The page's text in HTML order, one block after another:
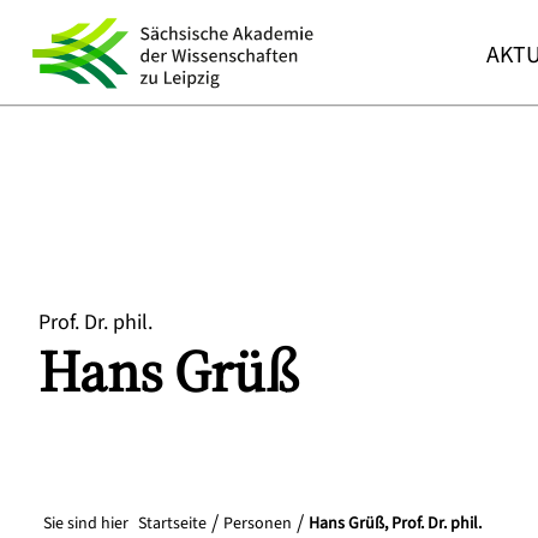
Prof. Dr. phil.
HansGrüß
Sie sind hier Startseite Personen Hans Grüß, Prof. Dr. phil.